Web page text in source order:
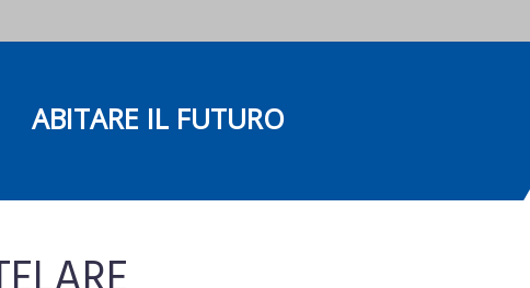
ABITARE IL FUTURO